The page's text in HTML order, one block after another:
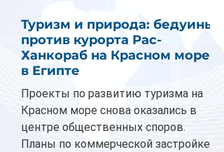
Туризм и природа: бедуины
против курорта Рас-
Ханкораб на Красном море
в Египте
Проекты по развитию туризма на
Красном море снова оказались в
центре общественных споров.
Планы по коммерческой застройке